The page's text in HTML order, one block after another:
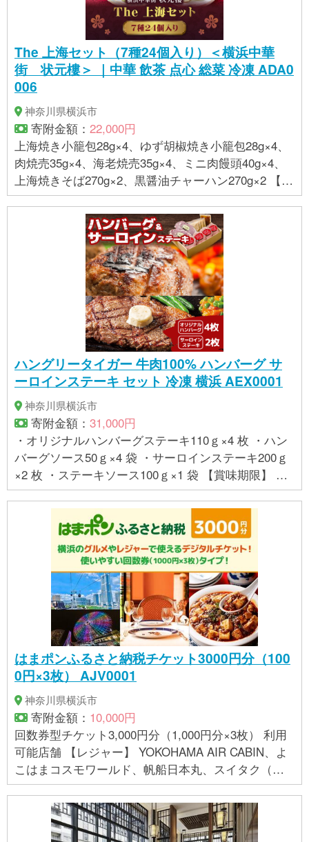
The 上海セット（7種24個入り）＜横浜中華
街 状元樓＞ ｜中華 飲茶 点心 総菜 冷凍 ADA0
006
神奈川県横浜市
寄附金額： 22,000円
上海焼き小籠包28g×4、ゆず胡椒焼き小籠包28g×4、
肉焼売35g×4、海老焼売35g×4、ミニ肉饅頭40g×4、
上海焼きそば270g×2、黒醤油チャーハン270g×2 【賞
味期限】 発送後3か月 【アレルギー】 えび、小麦、
卵、乳、牛肉、ごま、大豆、鶏肉、豚肉、ゼラチン ※
アレルギー品目を含む商品を同一工程で製造してい
載しており、一切の内容を保証するものではござい
ません。 ※ご不明の点がございましたら事業者まで直
接お問い合わせ下さい。
ハングリータイガー 牛肉100% ハンバーグ サ
ーロインステーキ セット 冷凍 横浜 AEX0001
神奈川県横浜市
寄附金額： 31,000円
・オリジナルハンバーグステーキ110ｇ×4 枚 ・ハン
バーグソース50ｇ×4 袋 ・サーロインステーキ200ｇ
×2 枚 ・ステーキソース100ｇ×1 袋 【賞味期限】 発
送日より約60日 【アレルギー】 小麦、乳、牛肉、大
豆、鶏肉、豚肉、ゼラチン 【ハンバーグソース 】
乳・小麦・大豆・豚肉・牛肉・ゼラチン 【ステーキ
ソース 】 小麦・大豆・豚肉・牛肉・鶏肉・ゼラチン
下記内容は、同梱されている商品をまとめたもので
載しており、一切の内容を保証するものではござい
ません。 ※ご不明の点がございましたら事業者まで直
接お問い合わせ下さい。
はまポンふるさと納税チケット3000円分（100
0円×3枚） AJV0001
神奈川県横浜市
寄附金額： 10,000円
回数券型チケット3,000円分（1,000円分×3枚） 利用
可能店舗 【レジャー】 YOKOHAMA AIR CABIN、よ
こはまコスモワールド、帆船日本丸、スイタク（水
上タクシー）、京浜フェリーボート株式会社 【みな
とみらい・桜木町】 アニヴェルセルカフェみなとみ
らい横浜、足柄牛焼肉もり次、重慶厨房CIAL桜木
町、天府城 【関内・馬車道・野毛周辺】 馬車道十番